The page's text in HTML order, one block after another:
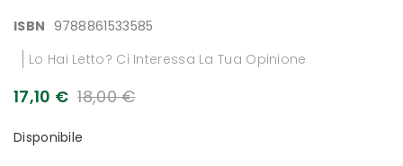
ISBN 9788861533585
Lo Hai Letto? Ci Interessa La Tua Opinione
17,10 € 18,00 €
Disponibile